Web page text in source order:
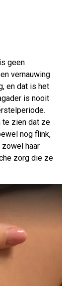
geen
vernauwing
en dat is het
is nooit
te zien dat ze
nog flink,
zowel haar
zorg die ze